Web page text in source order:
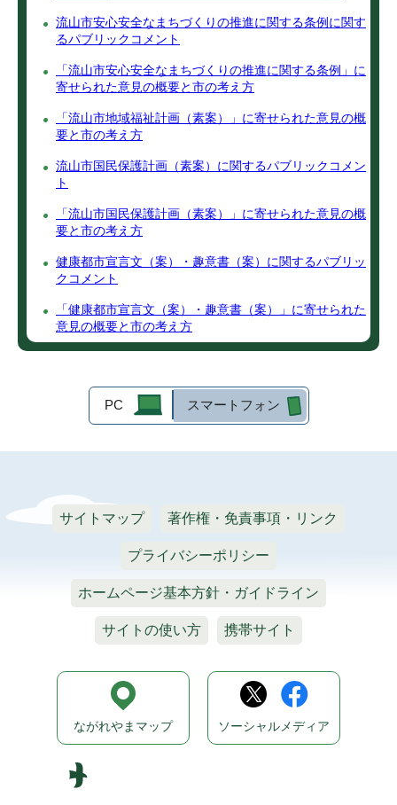
流山市安心安全なまちづくりの推進に関する条例に関す
るパブリックコメント
「流山市安心安全なまちづくりの推進に関する条例」に
寄せられた意見の概要と市の考え方
「流山市地域福祉計画（素案）」に寄せられた意見の概
要と市の考え方
流山市国民保護計画（素案）に関するパブリックコメン
ト
「流山市国民保護計画（素案）」に寄せられた意見の概
要と市の考え方
健康都市宣言文（案）・趣意書（案）に関するパブリッ
クコメント
「健康都市宣言文（案）・趣意書（案）」に寄せられた
意見の概要と市の考え方
PC スマートフォン
サイトマップ 著作権・免責事項・リンク
プライバシーポリシー
ホームページ基本方針・ガイドライン
サイトの使い方 携帯サイト
ながれやまマップ ソーシャルメディア